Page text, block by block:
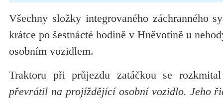
Všechny složky integrovaného záchranného
krátce po šestnácté hodině v Hněvotíně u
osobním vozidlem.
Traktoru při průjezdu zatáčkou se
převrátil na projíždějící osobní vozidlo. Jeho